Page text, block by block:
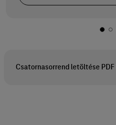
Csatornasorrend letöltése